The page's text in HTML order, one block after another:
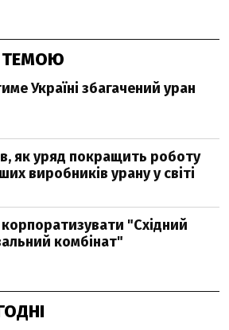
ТЕМОЮ
Україні збагачений уран
як уряд покращить роботу
виробників урану у світі
"Східний
комбінат"